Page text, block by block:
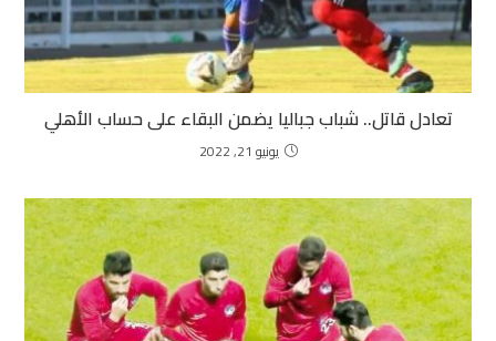
تعادل قاتل.. شباب جباليا يضمن البقاء على حساب الأهلي
يونيو 21, 2022